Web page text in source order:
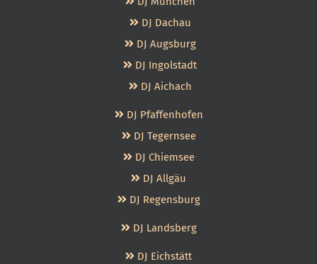
DJ Dachau
DJ Augsburg
DJ Ingolstadt
DJ Aichach
DJ Pfaffenhofen
DJ Tegernsee
DJ Chiemsee
DJ Allgäu
DJ Regensburg
DJ Landsberg
DJ Eichstätt